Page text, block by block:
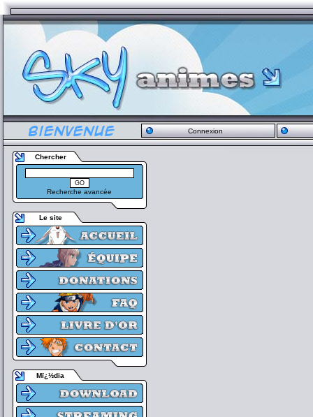
Connexion
Chercher
Recherche avancée
Le site
Mï¿½dia